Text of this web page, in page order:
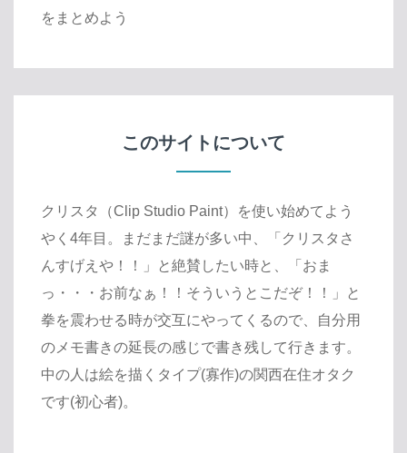
をまとめよう
このサイトについて
クリスタ（Clip Studio Paint）を使い始めてよう
やく4年目。まだまだ謎が多い中、「クリスタさ
んすげえや！！」と絶賛したい時と、「おま
っ・・・お前なぁ！！そういうとこだぞ！！」と
拳を震わせる時が交互にやってくるので、自分用
のメモ書きの延長の感じで書き残して行きます。
中の人は絵を描くタイプ(寡作)の関西在住オタク
です(初心者)。